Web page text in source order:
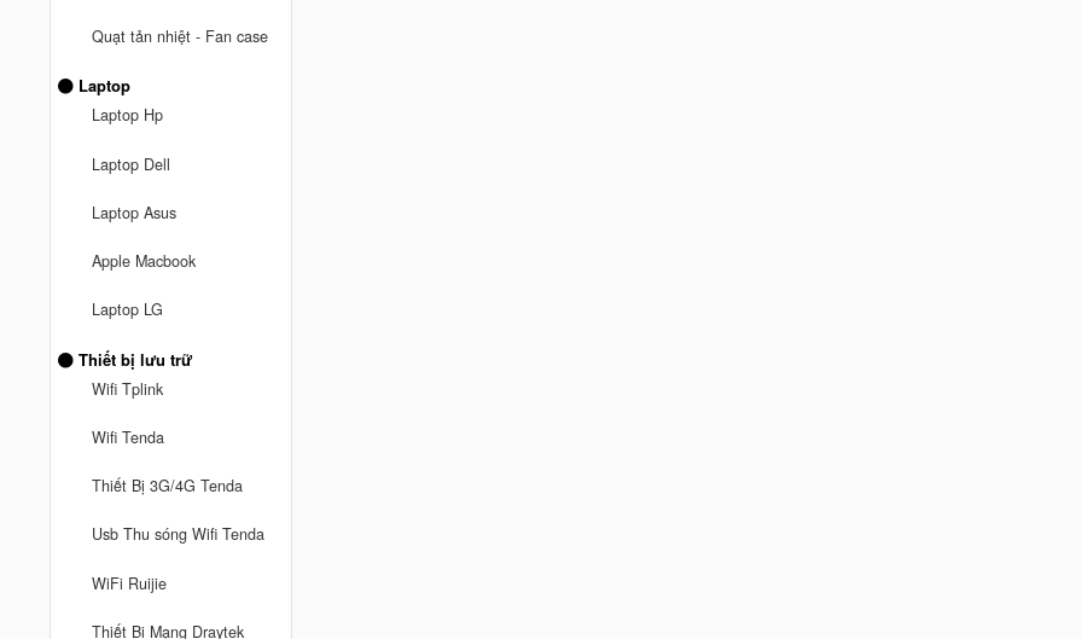
Quạt tản nhiệt - Fan case
Laptop
Laptop Hp
Laptop Dell
Laptop Asus
Apple Macbook
Laptop LG
Thiết bị lưu trữ
Wifi Tplink
Wifi Tenda
Thiết Bị 3G/4G Tenda
Usb Thu sóng Wifi Tenda
WiFi Ruijie
Thiết Bị Mạng Draytek